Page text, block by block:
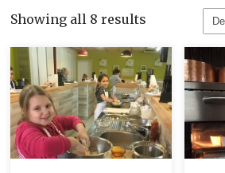
Showing all 8 results